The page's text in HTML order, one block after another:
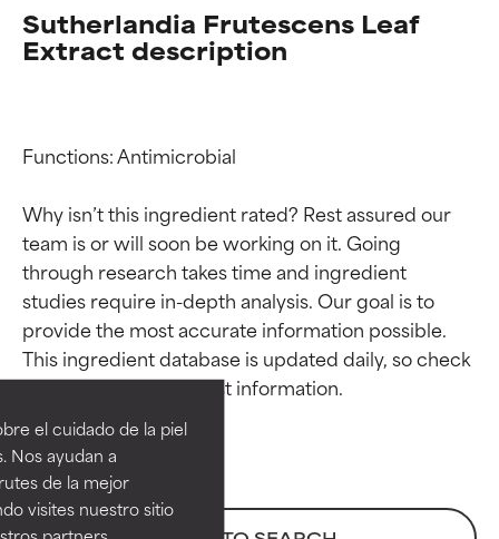
el cuidado de la piel
Nos ayudan a
de la mejor
visites nuestro sitio
Sutherlandia Frutescens Leaf
Extract description
Functions: Antimicrobial
Why isn’t this ingredient rated? Rest assured our
team is or will soon be working on it. Going
through research takes time and ingredient
studies require in-depth analysis. Our goal is to
provide the most accurate information possible.
This ingredient database is updated daily, so check
Calificaciones de
ingredientes
EXCELENTE
Ingrediente sobresaliente con
beneficios reales para la piel. Su
eficacia está demostrada y
Calificaciones de
ingredientes
EXCELENTE
Ingrediente sobresaliente con
beneficios reales para la piel. Su
eficacia está demostrada y